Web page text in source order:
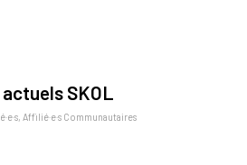
SKOL
, Affilié·e·s Communautaires